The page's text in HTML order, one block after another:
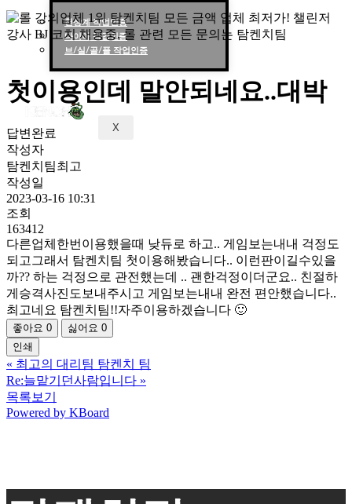
천상계 작업인증
다이아 작업인증
브/실/골/플 작업인증
X
첫이용인데 말안되네요..대박
답변완료
작성자
탐켄치팀최고
작성일
2023-03-16 10:31
조회
163412
다른업체한번이용했을때 낮듀로 하고.. 게임보는내내 걱정도
되고그래서 탐켄치팀 첫이용해봤습니다.. 이런판이길수있을
까?? 하는 걱정으로 관전했는데 .. 괜한걱정이더군요.. 친절하
게승격사진도보내주시고 게임보는내내 완전 편안했습니다..
최고네요 탐켄치팀!!자주이용하겠습니다 🙂
좋아요 0 싫어요 0
인쇄
« 최고의 대리팀 탐켄치 팀
Re:늘맡기던사람입니다 »
목록보기
Powered by KBoard